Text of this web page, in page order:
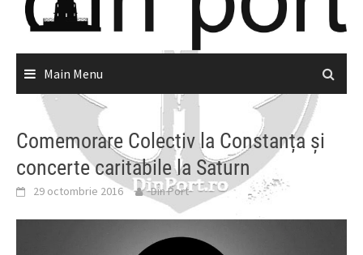
Main Menu
Comemorare Colectiv la Constanța și
concerte caritabile la Saturn
29 octombrie 2016 Din Port